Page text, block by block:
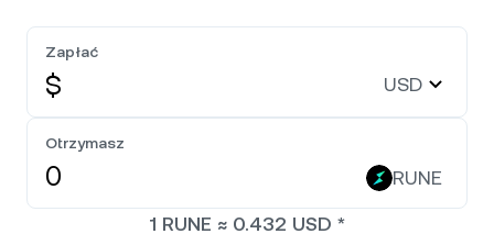
Dual Investment
Exchange
Credit Line
Zero-interest Credit
Usługi brokerskie Prime
Marka własna
Bramka płatności
Rynek wzrósł o
Bitcoin BTC 0,09%
0,35%
Firma
Informacje
Bezpieczeństwo
Partnerstwa
Zapłać
$ USD
Otrzymasz
RUNE
1 RUNE ≈ 0.432 USD *